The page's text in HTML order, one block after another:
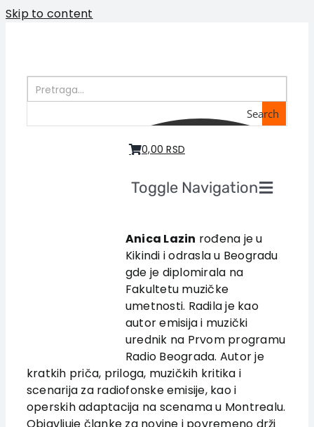
Skip to content
Search
0,00 RSD
Toggle Navigation
EU PROJECTS
Contact
Anica Lazin rođena je u
Kikindi i odrasla u Beogradu
gde je diplomirala na
Fakultetu muzičke
umetnosti. Radila je kao
autor emisija i muzički
urednik na Prvom programu
Radio Beograda. Autor je
kratkih priča, priloga, muzičkih kritika i
scenarija za radiofonske emisije, kao i
operskih adaptacija na scenama u Montrealu.